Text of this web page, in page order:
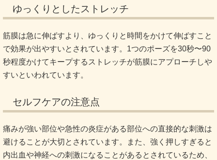
ゆっくりとしたストレッチ
筋膜は急に伸ばすより、ゆっくりと時間をかけて伸ばすこと
で効果が出やすいとされています。1つのポーズを30秒〜90
秒程度かけてキープするストレッチが筋膜にアプローチしや
すいといわれています。
セルフケアの注意点
痛みが強い部位や急性の炎症がある部位への直接的な刺激は
避けることが大切とされています。また、強く押しすぎると
内出血や神経への刺激になることがあるとされているため、